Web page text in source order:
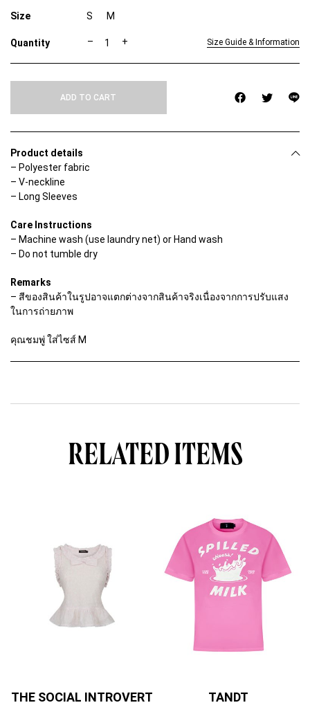
Size S M
C
L
T
L
S
n
t
i
– + Size Guide & Information
ADD TO CART
Product details
– Polyester fabric
– V-neckline
– Long Sleeves
Care Instructions
– Machine wash (use laundry net) or Hand wash
– Do not tumble dry
Remarks
– สีของสินค้าในรูปอาจแตกต่างจากสินค้าจริงเนื่องจากการปรับแสง
ในการถ่ายภาพ
คุณชมพู่ ใส่ไซส์ M
RELATED ITEMS
THE SOCIAL INTROVERT TANDT